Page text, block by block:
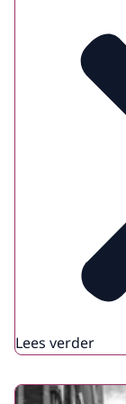
Lees verder